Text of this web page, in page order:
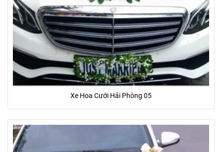
Xe Hoa Cưới Hải Phòng 05